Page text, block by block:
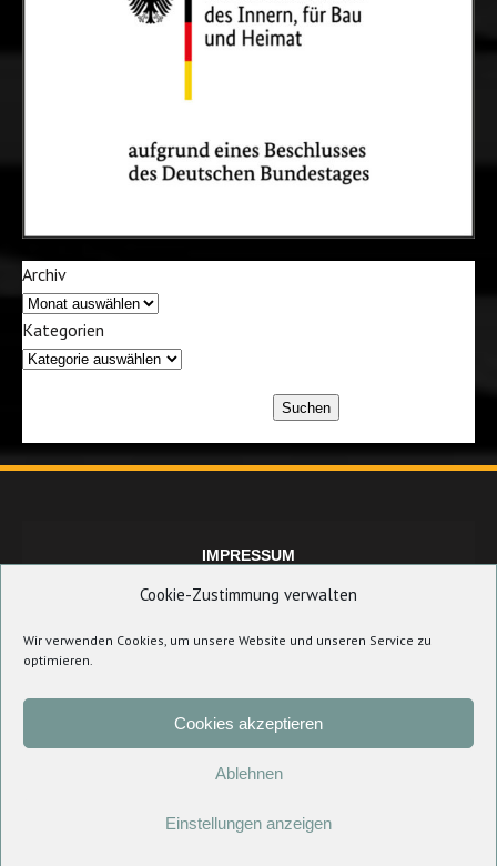
Cookie-Zustimmung verwalten
Wir verwenden Cookies, um unsere Website und unseren Service zu
optimieren.
Cookies akzeptieren
Ablehnen
Einstellungen anzeigen
Archiv
Kategorien
Suchen
IMPRESSUM
DATENSCHUTZERKLÄRUNG
COOKIE-RICHTLINIE (EU)